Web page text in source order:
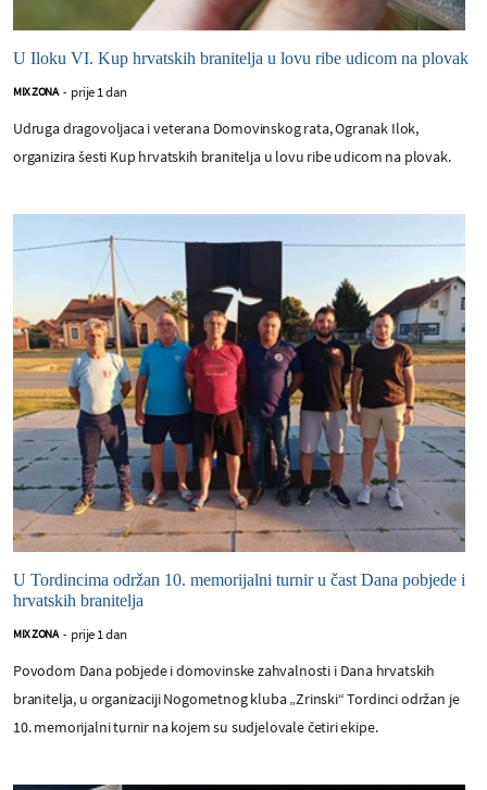
U Iloku VI. Kup hrvatskih branitelja u lovu ribe udicom na plovak
MIX ZONA - prije 1 dan
Udruga dragovoljaca i veterana Domovinskog rata, Ogranak Ilok,
organizira šesti Kup hrvatskih branitelja u lovu ribe udicom na plovak.
U Tordincima održan 10. memorijalni turnir u čast Dana pobjede i
hrvatskih branitelja
MIX ZONA - prije 1 dan
Povodom Dana pobjede i domovinske zahvalnosti i Dana hrvatskih
branitelja, u organizaciji Nogometnog kluba „Zrinski“ Tordinci održan je
10. memorijalni turnir na kojem su sudjelovale četiri ekipe.